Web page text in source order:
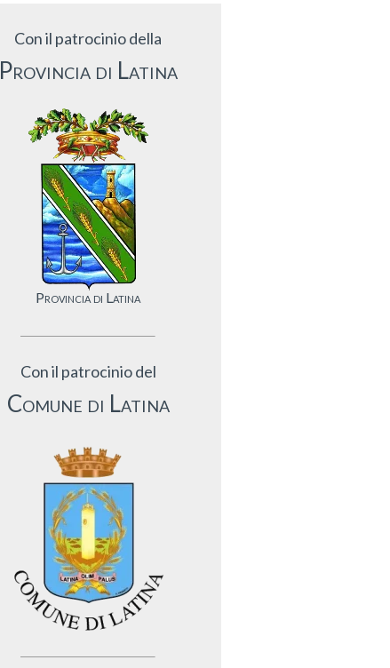
Con il patrocinio della
Provincia di Latina
Provincia di Latina
Con il patrocinio del
Comune di Latina